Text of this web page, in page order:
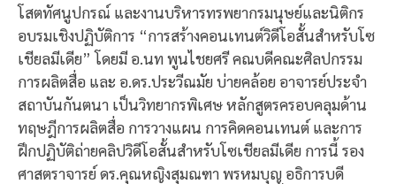
โสตทัศนูปกรณ์ และงานบริหารทรพยากรมนุษย์และนิติกร
อบรมเชิงปฏิบัติการ “การสร้างคอนเทนต์วิดีโอสั้นสำหรับโซ
เชียลมีเดีย” โดยมี อ.นท พูนไชยศรี คณบดีคณะศิลปกรรม
การผลิตสื่อ และ อ.ดร.ประวีณมัย บ่ายคล้อย อาจารย์ประจำ
สถาบันกันตนา เป็นวิทยากรพิเศษ หลักสูตรครอบคลุมด้าน
ทฤษฎีการผลิตสื่อ การวางแผน การคิดคอนเทนต์ และการ
ฝึกปฏิบัติถ่ายคลิปวิดีโอสั้นสำหรับโซเชียลมีเดีย การนี้ รอง
ศาสตราจารย์ ดร.คุณหญิงสุมณฑา พรหมบุญ อธิการบดี